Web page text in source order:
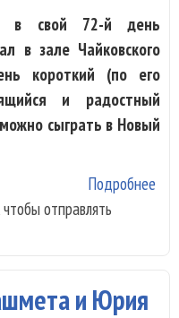
в свой 72-й день
в зале Чайковского
короткий (по его
и радостный
сыграть в Новый
Подробнее
чтобы отправлять
и Юрия